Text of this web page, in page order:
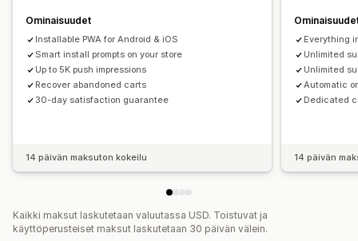
Ominaisuudet
Installable PWA for Android & iOS
Smart install prompts on your store
Up to 5K push impressions
Recover abandoned carts
30-day satisfaction guarantee
14 päivän maksuton kokeilu
Everything
Unlimited
Unlimited
Automatic
Dedicated
14 päivän
Kaikki maksut laskutetaan valuutassa USD. Toistuvat ja
käyttöperusteiset maksut laskutetaan 30 päivän välein.